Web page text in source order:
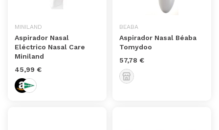
MINILAND
Aspirador Nasal
Eléctrico Nasal Care
Miniland
45,99 €
BEABA
Aspirador Nasal Béaba
Tomydoo
57,78 €